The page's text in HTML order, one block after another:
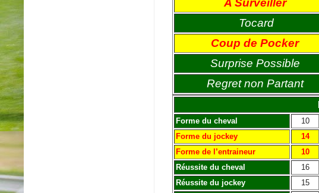
A Surveiller
Tocard
Coup de Pocker
Surprise Possible
Regret non Partant
Forme du cheval 10
Forme du jockey
14
Forme de l’entraineur
10
Réussite du cheval
16
Réussite du jockey
15